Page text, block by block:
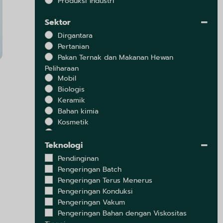
Sektor
Dirgantara
Pertanian
Pakan Ternak dan Makanan Hewan
Peliharaan
Mobil
Biologis
Keramik
Bahan kimia
Kosmetik
Elektronik
Lingkungan
Ekstrak
Lemak dan Minyak
Makanan
Herbal
Produk Laut dan Makanan Laut
Teknologi
Pendinginan
Pengeringan Batch
Pengeringan Terus Menerus
Pengeringan Konduksi
Pengeringan Vakum
Pengeringan Bahan dengan Viskositas